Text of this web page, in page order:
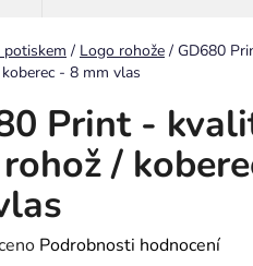
potiskem / Logo rohože / GD680
- 8 mm vlas
Print -
/
Podrobnosti hodnocení